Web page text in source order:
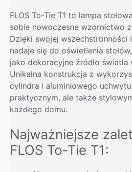
FLOS To-Tie T1 to lampa
sobie nowoczesne wzornictwo
Dzięki swojej wszechstronności
nadaje się do oświetlenia
jako dekoracyjne źródło światła
Unikalna konstrukcja z
cylindra i aluminiowego
praktycznym, ale także
każdego domu.
Najważniejsze
FLOS To-Tie T1: